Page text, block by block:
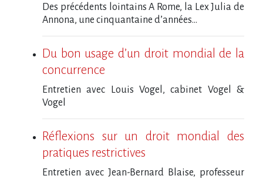
Des précédents lointains A Rome, la Lex Julia de
Annona, une cinquantaine d’années...
Du bon usage d’un droit mondial de la
concurrence
Entretien avec Louis Vogel, cabinet Vogel &
Vogel
Réflexions sur un droit mondial des
pratiques restrictives
Entretien avec Jean-Bernard Blaise, professeur